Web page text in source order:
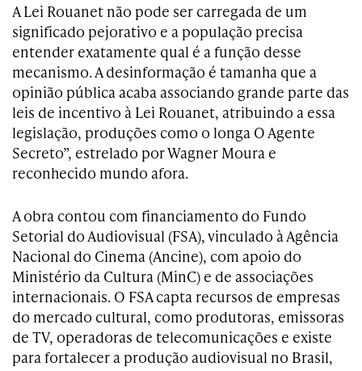
A Lei Rouanet não pode ser carregada de um
significado pejorativo e a população precisa
entender exatamente qual é a função desse
mecanismo. A desinformação é tamanha que a
opinião pública acaba associando grande parte das
leis de incentivo à Lei Rouanet, atribuindo a essa
legislação, produções como o longa O Agente
Secreto”, estrelado por Wagner Moura e
reconhecido mundo afora.
A obra contou com financiamento do Fundo
Setorial do Audiovisual (FSA), vinculado à Agência
Nacional do Cinema (Ancine), com apoio do
Ministério da Cultura (MinC) e de associações
internacionais. O FSA capta recursos de empresas
do mercado cultural, como produtoras, emissoras
de TV, operadoras de telecomunicações e existe
para fortalecer a produção audiovisual no Brasil,